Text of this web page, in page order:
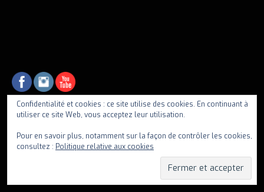
Confidentialité et cookies : ce site utilise des cookies. En continuant à
utiliser ce site Web, vous acceptez leur utilisation.
Pour en savoir plus, notamment sur la façon de contrôler les cookies,
consultez : Politique relative aux cookies